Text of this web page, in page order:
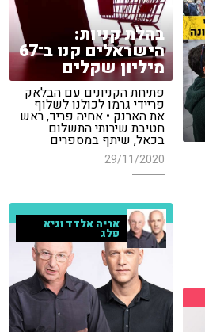
בהלת קניות:
הישראלים קנו ב־67
מיליון שקלים
פתיחת הקניונים עם הבלאק
פריידי גרמו לכולנו לשלוף
את הארנק • אחיה פריד, ראש
חטיבת שירותי התשלום
בכאל, שיתף במספרים
29/11/2020
אריה אלדד וגיא
פלג